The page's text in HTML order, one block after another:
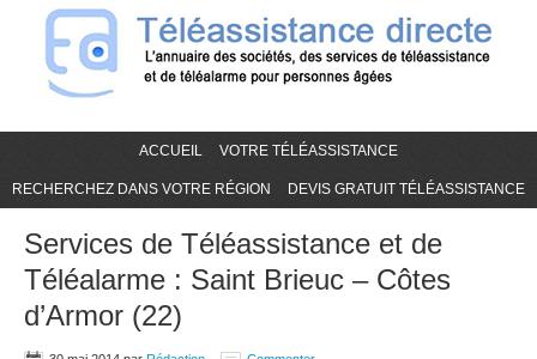
ACCUEIL VOTRE TÉLÉASSISTANCE
RECHERCHEZ DANS VOTRE RÉGION DEVIS GRATUIT TÉLÉASSISTANCE
Services de Téléassistance et de
Téléalarme : Saint Brieuc – Côtes
d’Armor (22)